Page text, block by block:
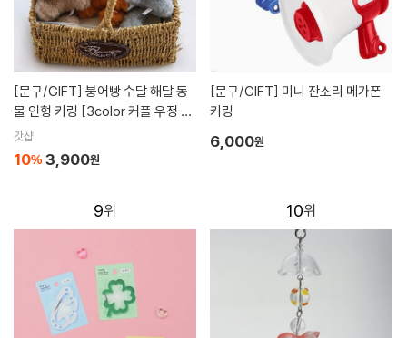
[문구/GIFT]
물 인형 키링 [3color 커플 우정 선
물 캐릭터 귀여운 열쇠 가방 고리 봉
제 템]
갓샵
10% 3,900원
[문구/GIFT]
키링
6,000원
9 10